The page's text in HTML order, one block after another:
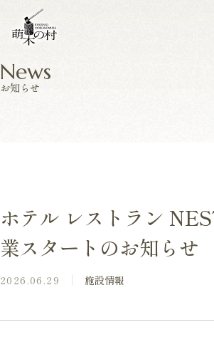
News
お知らせ
ホテル レストラン
業スタートのお知らせ
2026.06.29 施設情報